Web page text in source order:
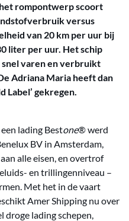
rompontwerp scoort
versus
van 20 km per uur bij
liter per uur. Het schip
snel varen en verbruikt
Adriana Maria heeft dan
Label’ gekregen.
lading Bestone® werd
BV in Amsterdam,
alle eisen, en overtrof
en trillingenniveau –
Met het in de vaart
Amer Shipping nu over
droge lading schepen,